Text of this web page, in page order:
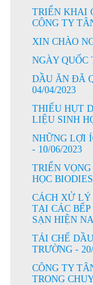
TRIỂN KHAI
CÔNG TY
XIN CHÀO
NGÀY QUỐC
DẦU ĂN ĐÃ
04/04/2023
THIẾU HỤT
LIỆU SINH
NHỮNG LỢI
- 10/06/2023
TRIỂN
HỌC
CÁCH XỬ LÝ
TẠI CÁC
SẠN HIỆN
TÁI CHẾ
TRƯỜNG -
CÔNG TY
TRONG